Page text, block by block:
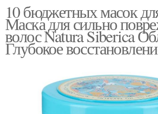
10 бюджетных масок
Маска для сильно
волос Natura Siberica
Глубокое